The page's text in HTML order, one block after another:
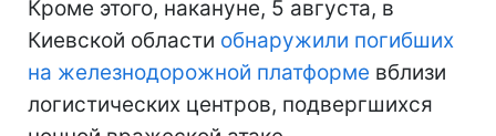
Кроме этого, накануне, 5 августа, в
Киевской области обнаружили погибших
на железнодорожной платформе вблизи
логистических центров, подвергшихся